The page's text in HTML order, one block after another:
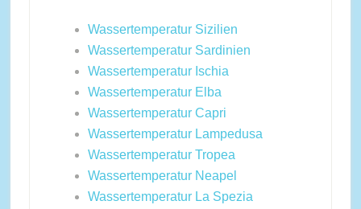
Wassertemperatur Sizilien
Wassertemperatur Sardinien
Wassertemperatur Ischia
Wassertemperatur Elba
Wassertemperatur Capri
Wassertemperatur Lampedusa
Wassertemperatur Tropea
Wassertemperatur Neapel
Wassertemperatur La Spezia